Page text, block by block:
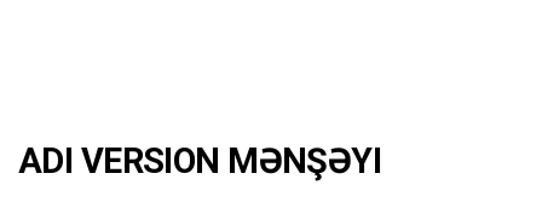
ADI VERSION MƏNŞƏYI